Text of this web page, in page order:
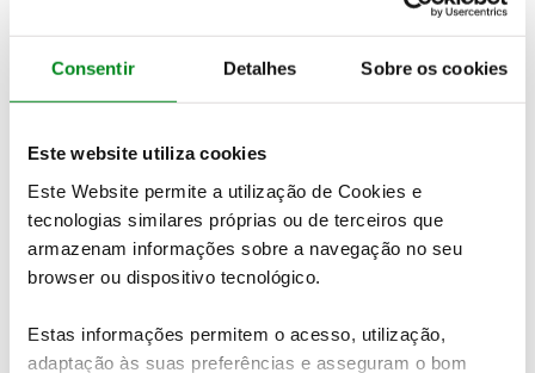
Consentir Detalhes Sobre os cookies
Este website utiliza cookies
Este Website permite a utilização de Cookies e
tecnologias similares próprias ou de terceiros que
armazenam informações sobre a navegação no seu
browser ou dispositivo tecnológico.
Estas informações permitem o acesso, utilização,
adaptação às suas preferências e asseguram o bom
Sujeito a um restauro intensivo na Suíça, o Porsche
917K vai estar agora disponível em leilão, com data
dólares, ou seja, cerca de 14 milhões de euros.